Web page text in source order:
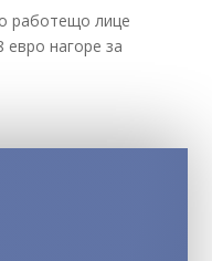
работещо лице
евро нагоре за